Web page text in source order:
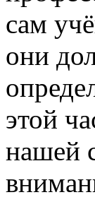
сам
они
этой
нашей